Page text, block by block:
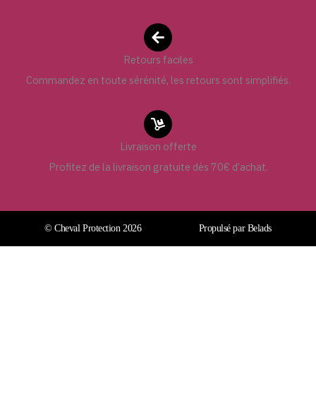
Retours faciles
Commandez en toute sérénité, les retours sont simplifiés.
Livraison offerte
Profitez de la livraison gratuite dès 70€ d’achat.
© Cheval Protection 2026 Propulsé par Belads